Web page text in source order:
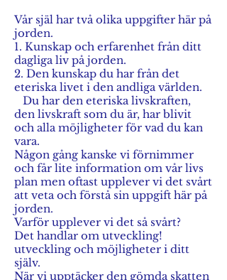
Vår själ har två olika uppgifter här på
jorden.
1. Kunskap och erfarenhet från ditt
dagliga liv på jorden.
2. Den kunskap du har från det
eteriska livet i den andliga världen.
Du har den eteriska livskraften,
den livskraft som du är, har blivit
och alla möjligheter för vad du kan
vara.
Någon gång kanske vi förnimmer
och får lite information om vår livs
plan men oftast upplever vi det svårt
att veta och förstå sin uppgift här på
jorden.
Varför upplever vi det så svårt?
Det handlar om utveckling!
utveckling och möjligheter i ditt
själv.
När vi upptäcker den gömda skatten